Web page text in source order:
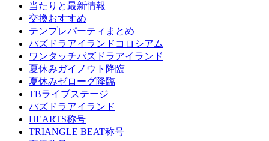
当たりと最新情報
交換おすすめ
テンプレパーティまとめ
パズドラアイランドコロシアム
ワンタッチパズドラアイランド
夏休みガイノウト降臨
夏休みゼローグ降臨
TBライブステージ
パズドラアイランド
HEARTS称号
TRIANGLE BEAT称号